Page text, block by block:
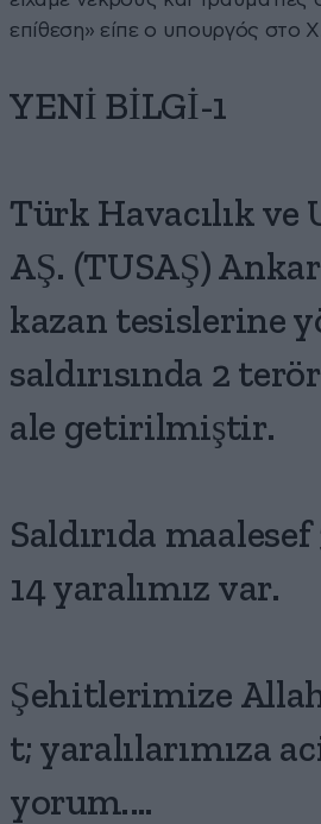
επίθεση» είπε ο υπουργός στο
YENİ BİLGİ-1
Türk Havacılık ve
AŞ. (TUSAŞ)
kazan tesislerine
saldırısında 2
ale getirilmiştir.
Saldırıda
14 yaralımız var.
Şehitlerimize
t; yaralılarımıza
yorum.…